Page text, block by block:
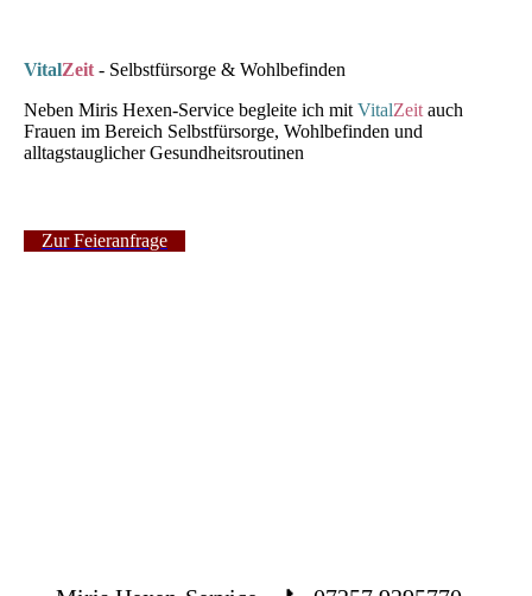
VitalZeit - Selbstfürsorge & Wohlbefinden
Neben Miris Hexen-Service begleite ich mit VitalZeit auch
Frauen im Bereich Selbstfürsorge, Wohlbefinden und
alltagstauglicher Gesundheitsroutinen
Zur Feieranfrage